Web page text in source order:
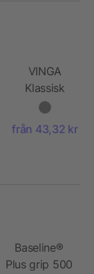
VINGA
Klassisk
kakform, 3
från 43,32 kr
Baseline®
Plus grip 500